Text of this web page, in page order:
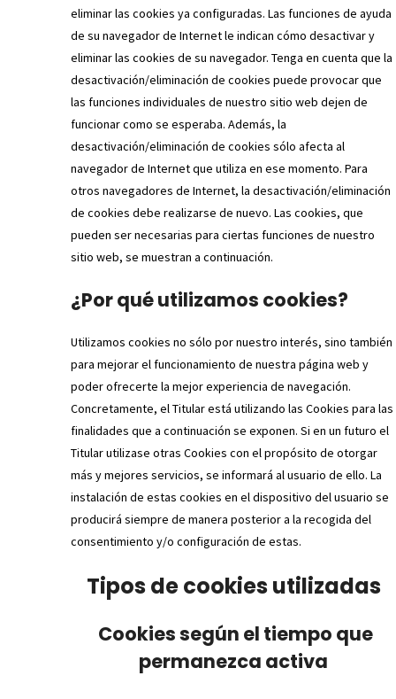
eliminar las cookies ya configuradas. Las funciones de ayuda
de su navegador de Internet le indican cómo desactivar y
eliminar las cookies de su navegador. Tenga en cuenta que la
desactivación/eliminación de cookies puede provocar que
las funciones individuales de nuestro sitio web dejen de
funcionar como se esperaba. Además, la
desactivación/eliminación de cookies sólo afecta al
navegador de Internet que utiliza en ese momento. Para
otros navegadores de Internet, la desactivación/eliminación
de cookies debe realizarse de nuevo. Las cookies, que
pueden ser necesarias para ciertas funciones de nuestro
sitio web, se muestran a continuación.
¿Por qué utilizamos cookies?
Utilizamos cookies no sólo por nuestro interés, sino también
para mejorar el funcionamiento de nuestra página web y
poder ofrecerte la mejor experiencia de navegación.
Concretamente, el Titular está utilizando las Cookies para las
finalidades que a continuación se exponen. Si en un futuro el
Titular utilizase otras Cookies con el propósito de otorgar
más y mejores servicios, se informará al usuario de ello. La
instalación de estas cookies en el dispositivo del usuario se
producirá siempre de manera posterior a la recogida del
consentimiento y/o configuración de estas.
Tipos de cookies utilizadas
Cookies según el tiempo que
permanezca activa